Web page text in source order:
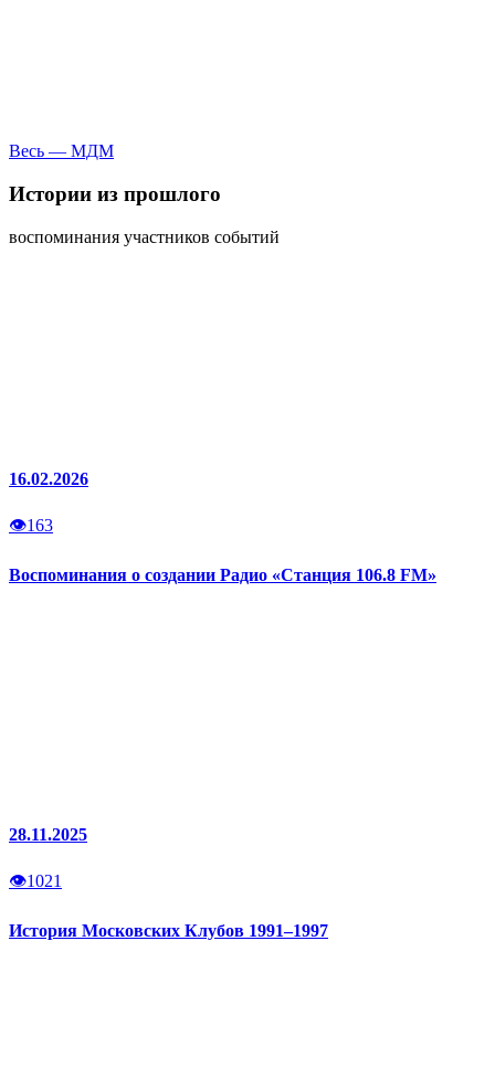
Весь — МДМ
Истории из прошлого
воспоминания участников событий
16.02.2026
👁163
Воспоминания о создании Радио «Станция 106.8 FM»
28.11.2025
👁1021
История Московских Клубов 1991–1997